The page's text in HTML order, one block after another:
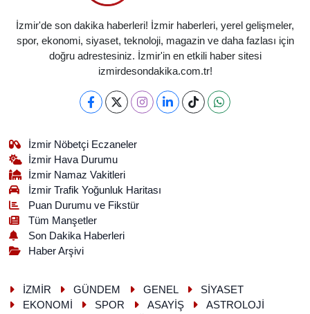
İzmir'de son dakika haberleri! İzmir haberleri, yerel gelişmeler,
spor, ekonomi, siyaset, teknoloji, magazin ve daha fazlası için
doğru adrestesiniz. İzmir'in en etkili haber sitesi
izmirdesondakika.com.tr!
İzmir Nöbetçi Eczaneler
İzmir Hava Durumu
İzmir Namaz Vakitleri
İzmir Trafik Yoğunluk Haritası
Puan Durumu ve Fikstür
Tüm Manşetler
Son Dakika Haberleri
Haber Arşivi
İZMİR GÜNDEM GENEL
SİYASET
EKONOMİ
SPOR ASAYİŞ
ASTROLOJİ